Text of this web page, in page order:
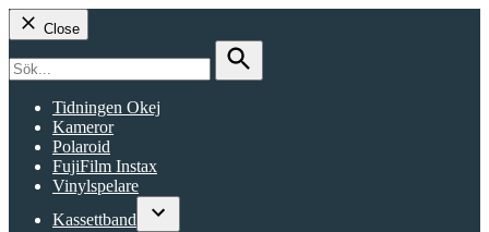
Close
for:
Search
Tidningen Okej
Kameror
Polaroid
FujiFilm Instax
Vinylspelare
Kassettband